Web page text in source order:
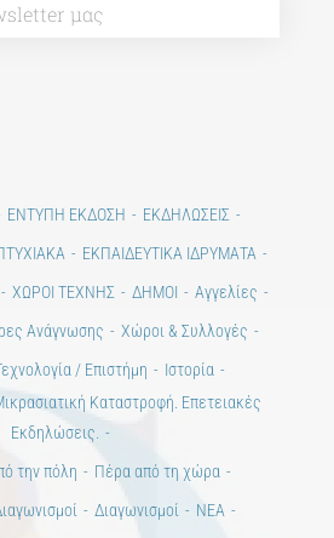
ΕΝΤΥΠΗ ΕΚΔΟΣΗ
ΕΚΔΗΛΩΣΕΙΣ
ΕΚΠΑΙΔΕΥΤΙΚΑ ΙΔΡΥΜΑΤΑ
ΧΩΡΟΙ ΤΕΧΝΗΣ ΔΗΜΟΙ
Αγγελίες
Ανάγνωσης
Χώροι & Συλλογές
/ Επιστήμη
Ιστορία
Καταστροφή. Επετειακές
Εκδηλώσεις.
την πόλη
Πέρα από τη χώρα
Διαγωνισμοί
ΝΕΑ